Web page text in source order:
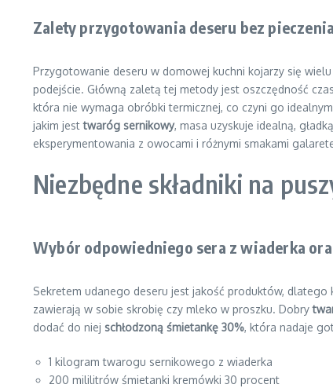
Zalety przygotowania deseru bez
Przygotowanie deseru w domowej kuchni kojarzy się
podejście. Główną zaletą tej metody jest oszczędność
która nie wymaga obróbki termicznej, co czyni go
jakim jesttwaróg sernikowy, masa uzyskuje idealną,
eksperymentowania z owocami i różnymi smakami
Niezbędne składniki na
Wybór odpowiedniego sera z wiaderka
Sekretem udanego deseru jest jakość produktów, dlatego
zawierają w sobie skrobię czy mleko w proszku. Dobry
dodać do niej schłodzoną śmietankę 30%, która nadaje
1 kilogram twarogu sernikowego z wiaderka
200 mililitrów śmietanki kremówki 30 procent